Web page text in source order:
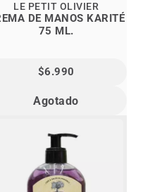
DE MANOS KARITÉ
75 ML.
LE PETIT OLIVIER
$6.990
Agotado